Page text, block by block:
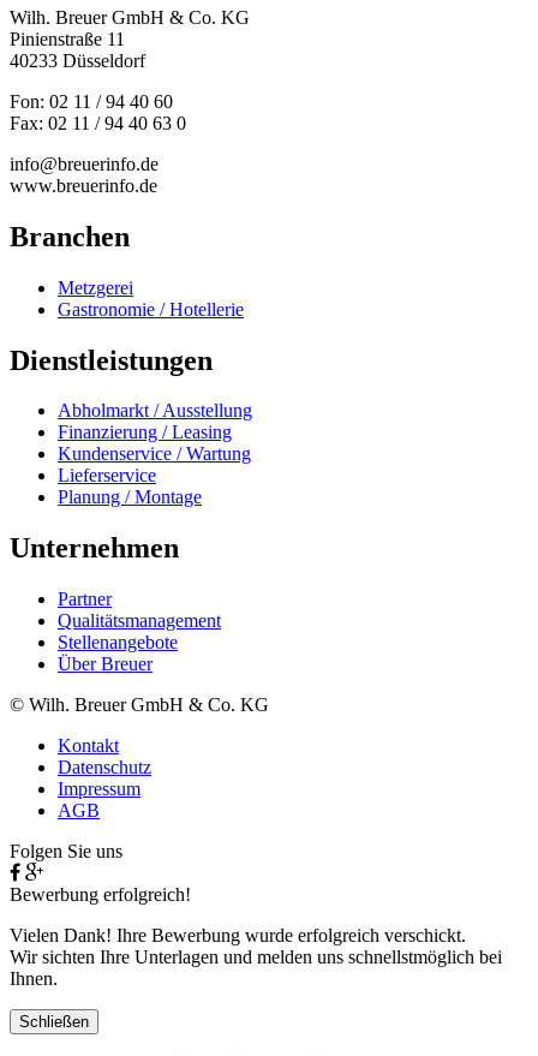
Wilh. Breuer GmbH & Co. KG
Pinienstraße 11
40233 Düsseldorf
Fon: 02 11 / 94 40 60
Fax: 02 11 / 94 40 63 0
info@breuerinfo.de
www.breuerinfo.de
Branchen
Metzgerei
Gastronomie / Hotellerie
Dienstleistungen
Abholmarkt / Ausstellung
Finanzierung / Leasing
Kundenservice / Wartung
Lieferservice
Planung / Montage
Unternehmen
Partner
Qualitätsmanagement
Stellenangebote
Über Breuer
© Wilh. Breuer GmbH & Co. KG
Kontakt
Datenschutz
Impressum
AGB
Folgen Sie uns
Bewerbung erfolgreich!
Vielen Dank! Ihre Bewerbung wurde erfolgreich verschickt.
Wir sichten Ihre Unterlagen und melden uns schnellstmöglich bei
Ihnen.
Schließen